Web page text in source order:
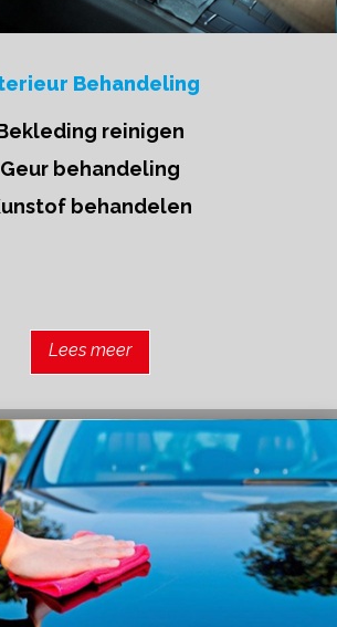
Behandeling
reinigen
Geur behandeling
behandelen
Lees meer